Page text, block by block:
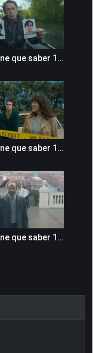
Alguien tiene que saber 1x4
Alguien tiene que saber 1x6
Alguien tiene que saber 1x8